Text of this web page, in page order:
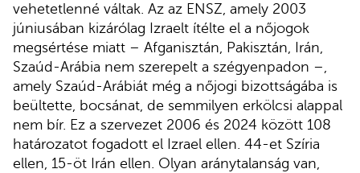
vehetetlenné váltak. Az az ENSZ, amely 2003
júniusában kizárólag Izraelt ítélte el a nőjogok
megsértése miatt – Afganisztán, Pakisztán, Irán,
Szaúd-Arábia nem szerepelt a szégyenpadon –,
amely Szaúd-Arábiát még a nőjogi bizottságába is
beültette, bocsánat, de semmilyen erkölcsi alappal
nem bír. Ez a szervezet 2006 és 2024 között 108
határozatot fogadott el Izrael ellen. 44-et Szíria
ellen, 15-öt Irán ellen. Olyan aránytalanság van,